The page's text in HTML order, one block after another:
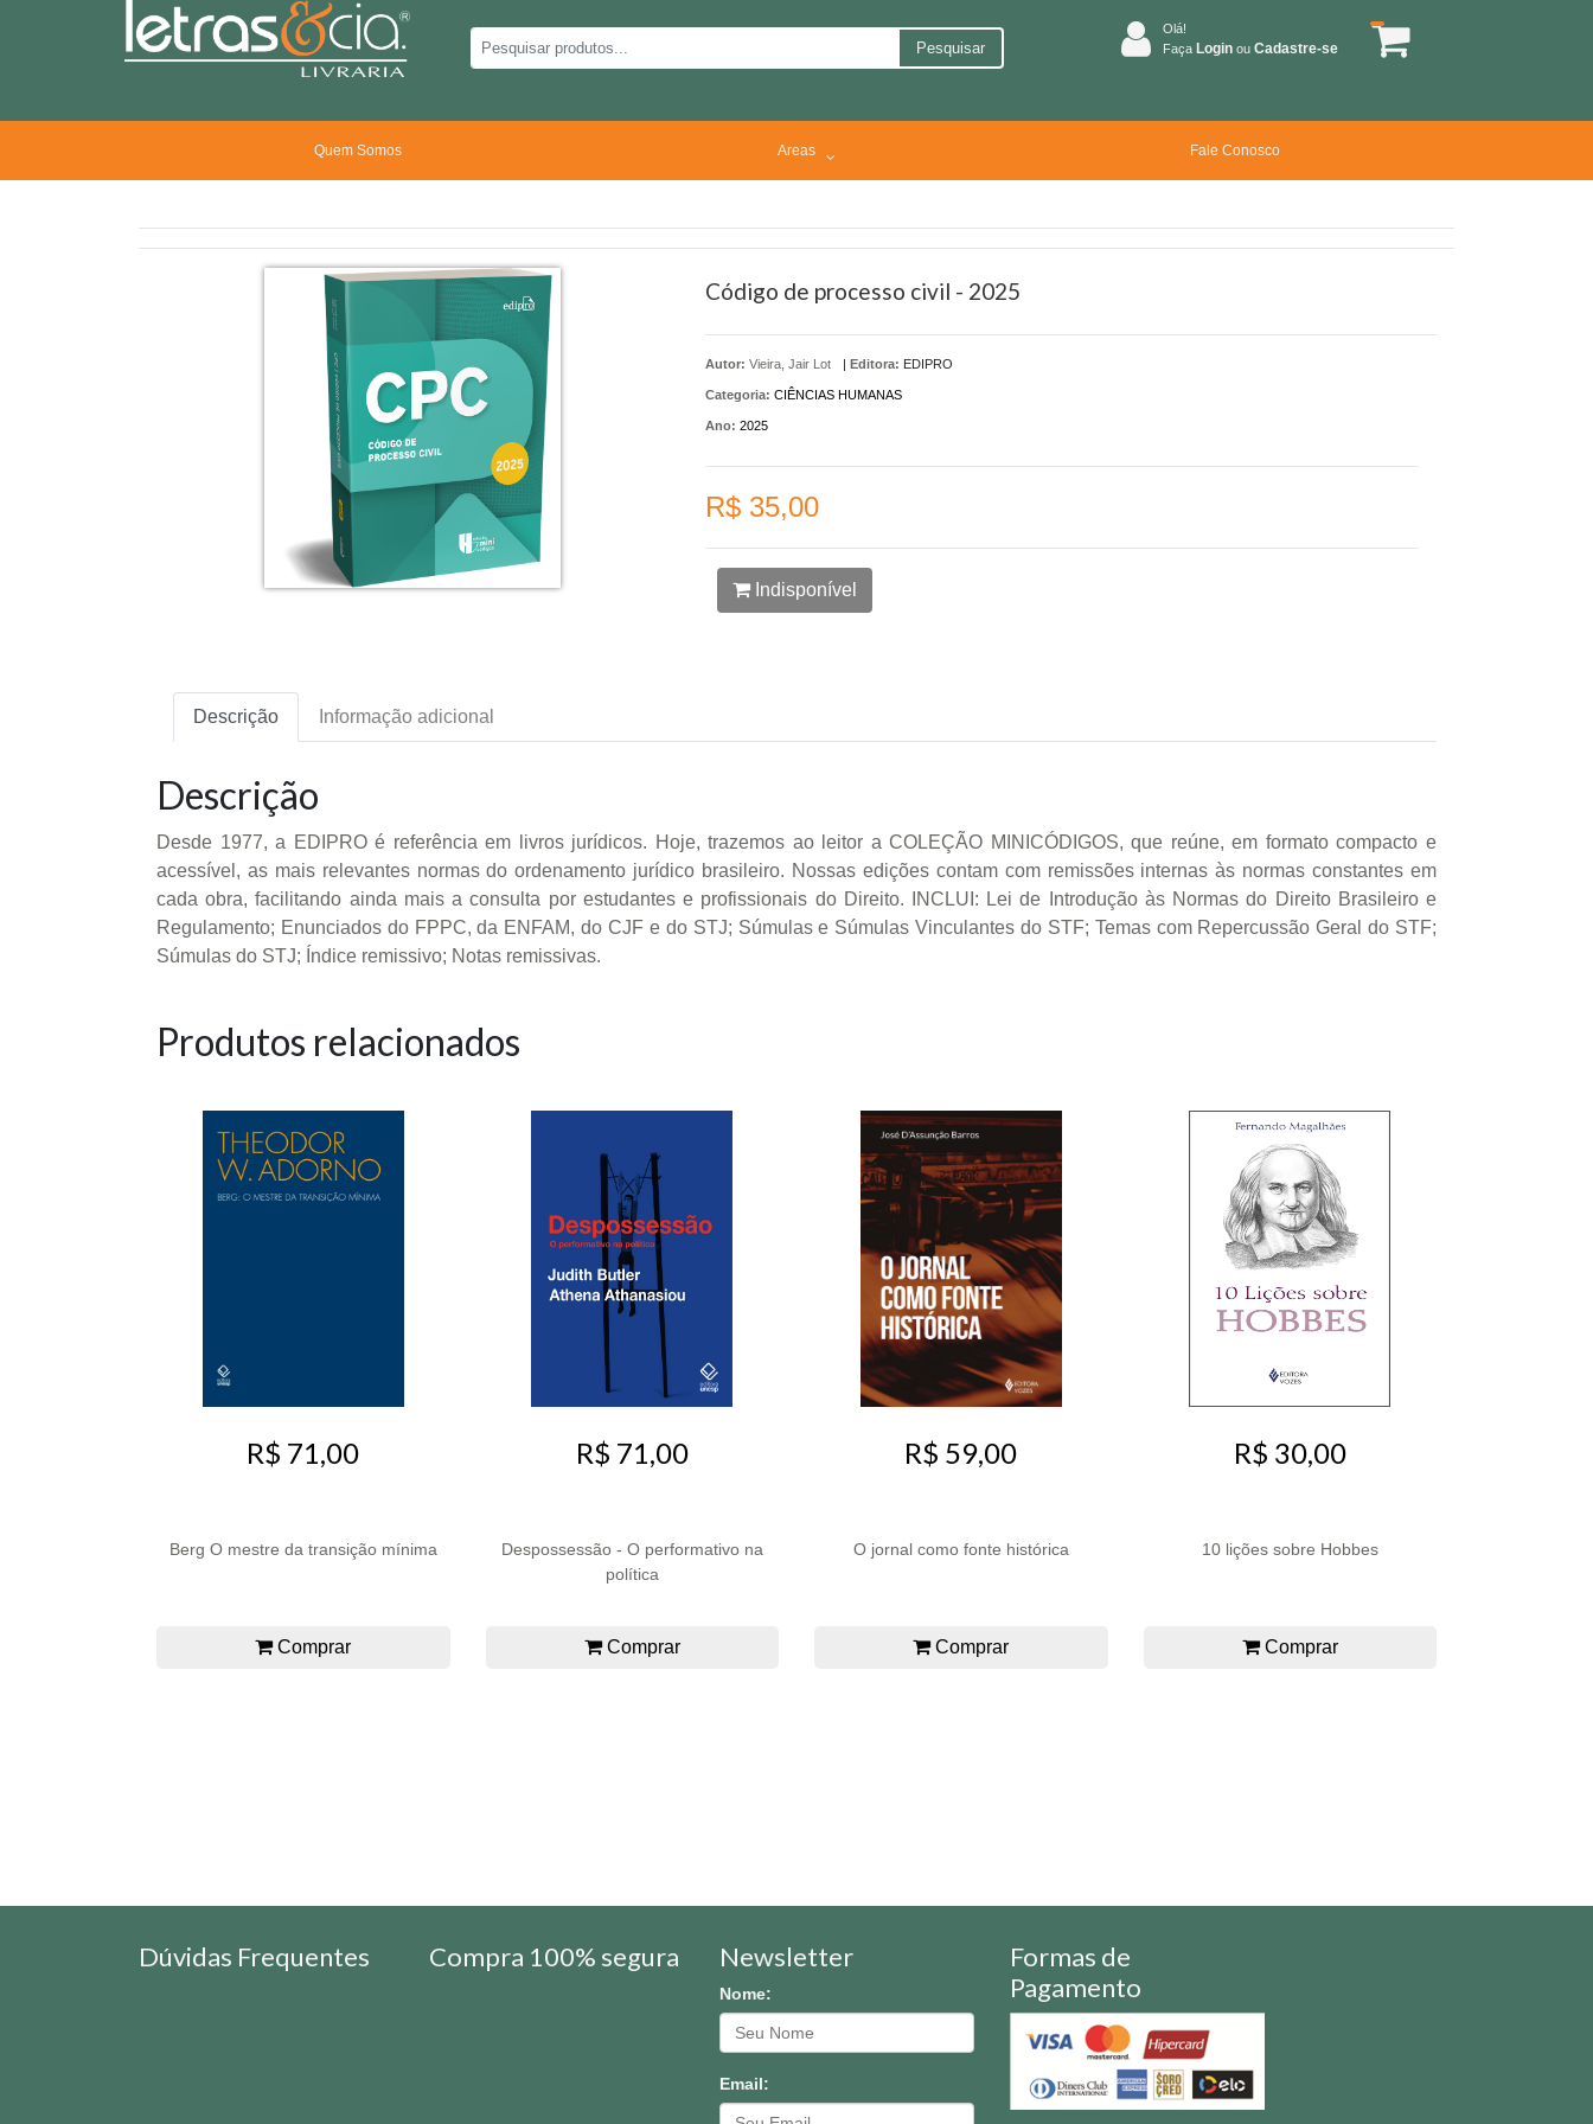
Pesquisar
Olá!
Faça Login ou Cadastre-se
Quem Somos Areas Fale Conosco
Código de processo civil - 2025
Autor: Vieira, Jair Lot | Editora: EDIPRO
Categoria: CIÊNCIAS HUMANAS
Ano: 2025
R$ 35,00
Indisponível
Descrição Informação adicional
Descrição
Desde 1977, a EDIPRO é referência em livros jurídicos. Hoje, trazemos ao leitor a COLEÇÃO MINICÓDIGOS, que reúne, em formato compacto e
acessível, as mais relevantes normas do ordenamento jurídico brasileiro. Nossas edições contam com remissões internas às normas constantes em
cada obra, facilitando ainda mais a consulta por estudantes e profissionais do Direito. INCLUI: Lei de Introdução às Normas do Direito Brasileiro e
Regulamento; Enunciados do FPPC, da ENFAM, do CJF e do STJ; Súmulas e Súmulas Vinculantes do STF; Temas com Repercussão Geral do STF;
Súmulas do STJ; Índice remissivo; Notas remissivas.
Produtos relacionados
R$ 71,00
Berg O mestre da transição mínima
Comprar
R$ 71,00
Despossessão - O performativo na
política
Comprar
R$ 59,00
O jornal como fonte histórica
Comprar
R$ 30,00
10 lições sobre Hobbes
Comprar
Dúvidas Frequentes Compra 100% segura Newsletter
Nome:
Email:
Formas de
Pagamento